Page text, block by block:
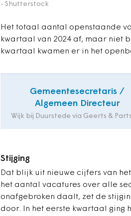
- Shutterstock
Het totaal aantal openstaande
kwartaal van 2024 af, maar niet
kwartaal kwamen er in het
Gemeentesecretaris /
Algemeen Directeur
Wijk bij Duurstede via Geerts &
Stijging
Dat blijk uit nieuwe cijfers van
het aantal vacatures over alle
onafgebroken daalt, zet de
door. In het eerste kwartaal ging